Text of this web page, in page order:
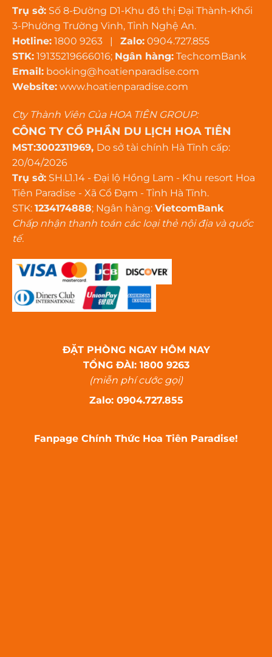
Trụ sở: Số 8-Đường D1-Khu đô thị Đại Thành-Khối
3-Phường Trường Vinh, Tỉnh Nghệ An.
Hotline: 1800 9263 | Zalo: 0904.727.855
STK: 19135219666016; Ngân hàng: TechcomBank
Email: booking@hoatienparadise.com
Website: www.hoatienparadise.com
Cty Thành Viên Của HOA TIÊN GROUP:
CÔNG TY CỔ PHẦN DU LỊCH HOA TIÊN
MST:3002311969, Do sở tài chính Hà Tĩnh cấp:
20/04/2026
Trụ sở: SH.L1.14 - Đại lộ Hồng Lam - Khu resort Hoa
Tiên Paradise - Xã Cổ Đạm - Tỉnh Hà Tĩnh.
STK: 1234174888; Ngân hàng: VietcomBank
Chấp nhận thanh toán các loại thẻ nội địa và quốc
tế.
ĐẶT PHÒNG NGAY HÔM NAY
TỔNG ĐÀI: 1800 9263
(miễn phí cước gọi)
Zalo: 0904.727.855
Fanpage Chính Thức Hoa Tiên Paradise!